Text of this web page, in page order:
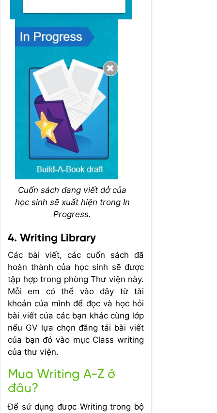
Cuốn sách đang viết dở của
học sinh sẽ xuất hiện trong In
Progress.
4. Writing Library
Các bài viết, các cuốn sách đã
hoàn thành của học sinh sẽ được
tập hợp trong phòng Thư viện này.
Mỗi em có thể vào đây từ tài
khoản của mình để đọc và học hỏi
bài viết của các bạn khác cùng lớp
nếu GV lựa chọn đăng tải bài viết
của bạn đó vào mục Class writing
của thư viện.
Mua Writing A-Z ở
đâu?
Để sử dụng được Writing trong bộ